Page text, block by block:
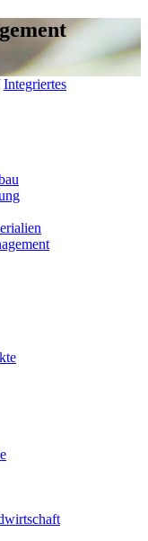
Integriertes